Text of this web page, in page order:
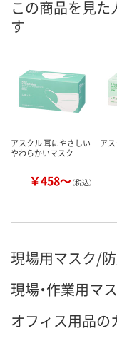
この商品を見
す
アスクル 耳にやさしい
やわらかいマスク
￥458～（税込）
ア
現場用マスク/
現場・作業用マ
オフィス用品の